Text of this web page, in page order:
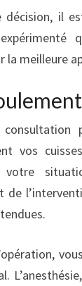
décision, il
la meilleure
vos
votre
de